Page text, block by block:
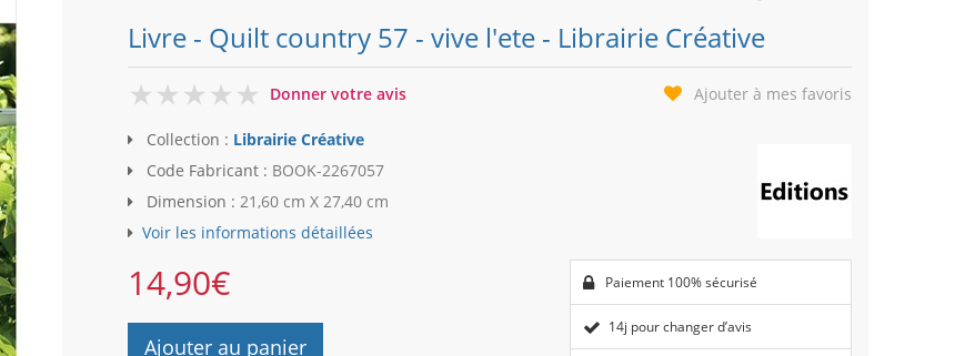
Livre - Quilt country 57 - vive l'ete - Librairie Créative
0
Donner votre avis Ajouter à mes favoris
Collection : Librairie Créative
Code Fabricant : BOOK-2267057
Dimension : 21,60 cm X 27,40 cm
Voir les informations détaillées
14,90€
Ajouter au panier
Paiement 100% sécurisé
14j pour changer d’avis